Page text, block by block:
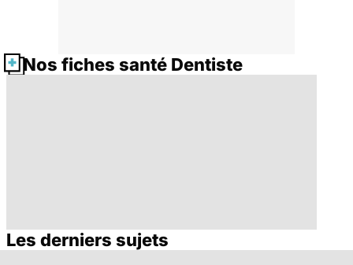
Nos fiches santé Dentiste
Soins dentaires :
Bruxisme : quand
Les derniers sujets